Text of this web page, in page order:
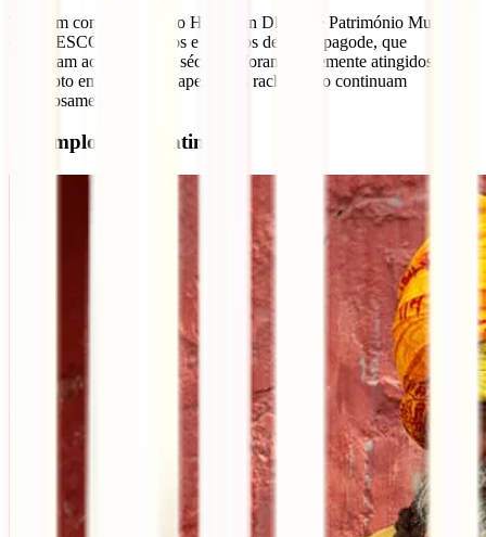
Também conhecido como Hanuman Dhoka, é Património Mundial
da UNESCO. Os templos e palácios de estilo pagode, que
remontam ao período do séc. XV, foram gravemente atingidos pelo
terramoto em 2015, mas apesar das rachas tudo continuam
majestosamente de pé.
5- Templo Pashupatinath